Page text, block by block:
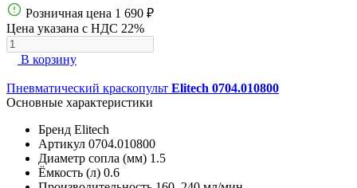
Розничная цена 1 690 ₽
Цена указана с НДС 22%
В корзину
Пневматический краскопульт Elitech 0704.010800
Основные характеристики
Бренд Elitech
Артикул 0704.010800
Диаметр сопла (мм) 1.5
Ёмкость (л) 0.6